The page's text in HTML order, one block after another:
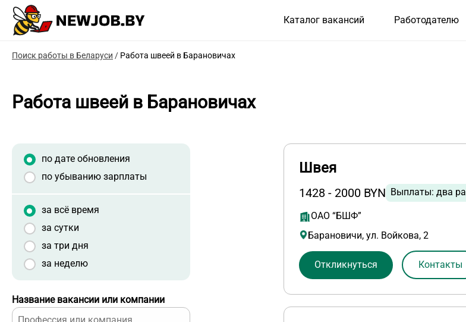
Каталог вакансий Работодателю
Поиск работы в Беларуси / Работа швеей в Барановичах
Работа швеей в Барановичах
Название вакансии или компании
по дате обновления
по убыванию зарплаты
за всё время
за сутки
за три дня
за неделю
Швея
1428 - 2000 BYN Выплаты: два
ОАО “БШФ”
Барановичи, ул. Войкова, 2
Откликнуться Контакты